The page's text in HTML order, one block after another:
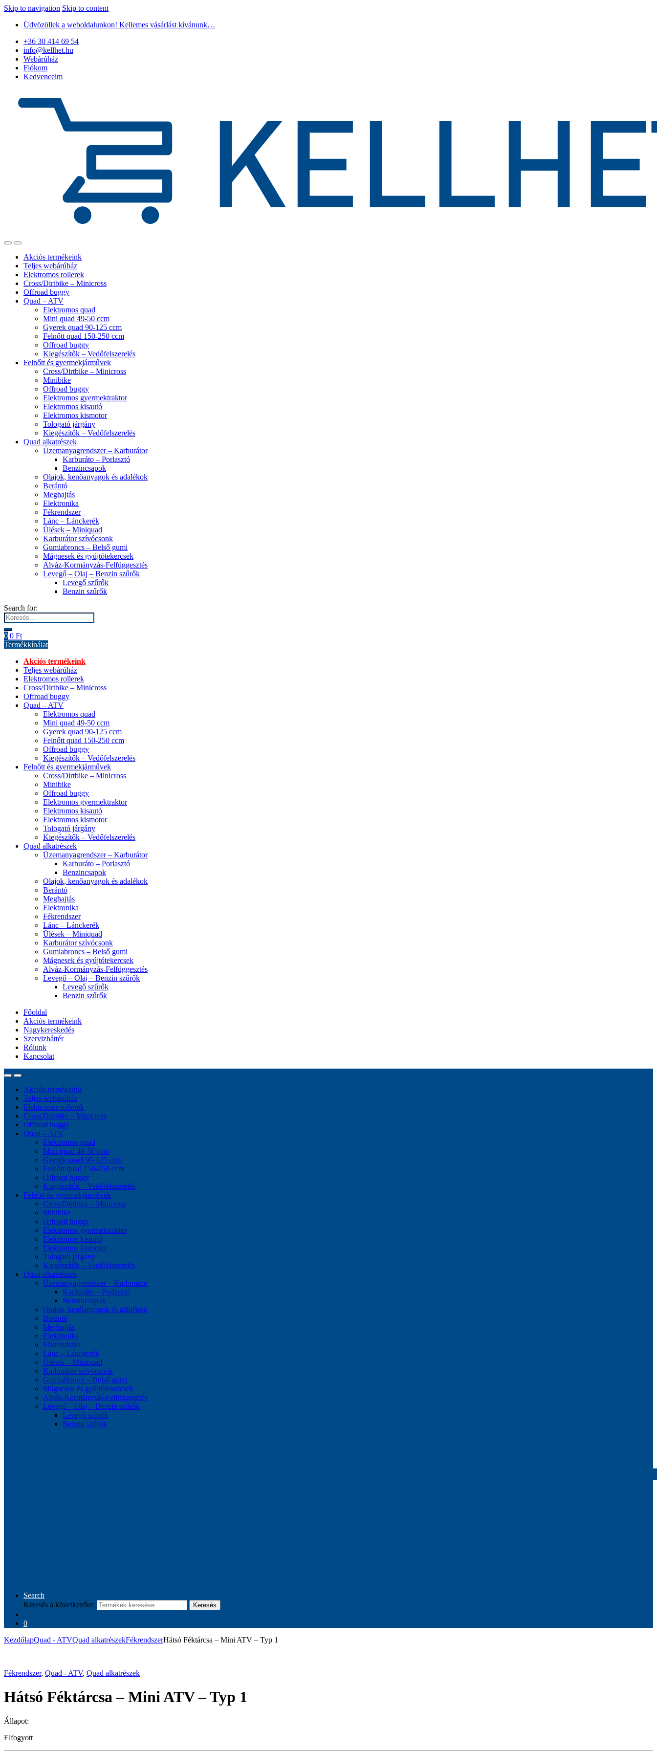
Skip to navigation Skip to content
Üdvözöllek a weboldalunkon! Kellemes vásárlást kívánunk…
+36 30 414 69 54
info@kellhet.hu
Webárúház
Fiókom
Kedvenceim
Akciós termékeink
Teljes webárúház
Elektromos rollerek
Cross/Dirtbike – Minicross
Offroad buggy
Quad – ATV
Elektromos quad
Mini quad 49-50 ccm
Gyerek quad 90-125 ccm
Felnőtt quad 150-250 ccm
Offroad buggy
Kiegészítők – Vedőfelszerelés
Felnőtt és gyermekjárművek
Cross/Dirtbike – Minicross
Minibike
Offroad buggy
Elektromos gyermektraktor
Elektromos kisautó
Elektromos kismotor
Tologató járgány
Kiegészítők – Vedőfelszerelés
Quad alkatrészek
Üzemanyagrendszer – Karburátor
Karburáto – Porlasztó
Benzincsapok
Olajok, kenőanyagok és adalékok
Berántó
Meghajtás
Elektronika
Fékrendszer
Lánc – Lánckerék
Ülések – Miniquad
Karburátor szívócsonk
Gumiabroncs – Belső gumi
Mágnesek és gyújtótekercsek
Alváz-Kormányzás-Felfüggesztés
Levegő – Olaj – Benzin szűrők
Levegő szűrők
Benzin szűrők
Search for:
0 0 Ft
Termékkínálat
Akciós termékeink
Teljes webárúház
Elektromos rollerek
Cross/Dirtbike – Minicross
Offroad buggy
Quad – ATV
Elektromos quad
Mini quad 49-50 ccm
Gyerek quad 90-125 ccm
Felnőtt quad 150-250 ccm
Offroad buggy
Kiegészítők – Vedőfelszerelés
Felnőtt és gyermekjárművek
Cross/Dirtbike – Minicross
Minibike
Offroad buggy
Elektromos gyermektraktor
Elektromos kisautó
Elektromos kismotor
Tologató járgány
Kiegészítők – Vedőfelszerelés
Quad alkatrészek
Üzemanyagrendszer – Karburátor
Karburáto – Porlasztó
Benzincsapok
Olajok, kenőanyagok és adalékok
Berántó
Meghajtás
Elektronika
Fékrendszer
Lánc – Lánckerék
Ülések – Miniquad
Karburátor szívócsonk
Gumiabroncs – Belső gumi
Mágnesek és gyújtótekercsek
Alváz-Kormányzás-Felfüggesztés
Levegő – Olaj – Benzin szűrők
Levegő szűrők
Benzin szűrők
Főoldal
Akciós termékeink
Nagykereskedés
Szervizháttér
Rólunk
Kapcsolat
Akciós termékeink
Teljes webárúház
Elektromos rollerek
Cross/Dirtbike – Minicross
Offroad buggy
Quad – ATV
Elektromos quad
Mini quad 49-50 ccm
Gyerek quad 90-125 ccm
Felnőtt quad 150-250 ccm
Offroad buggy
Kiegészítők – Vedőfelszerelés
Felnőtt és gyermekjárművek
Cross/Dirtbike – Minicross
Minibike
Offroad buggy
Elektromos gyermektraktor
Elektromos kisautó
Elektromos kismotor
Tologató járgány
Kiegészítők – Vedőfelszerelés
Quad alkatrészek
Üzemanyagrendszer – Karburátor
Karburáto – Porlasztó
Benzincsapok
Olajok, kenőanyagok és adalékok
Berántó
Meghajtás
Elektronika
Fékrendszer
Lánc – Lánckerék
Ülések – Miniquad
Karburátor szívócsonk
Gumiabroncs – Belső gumi
Mágnesek és gyújtótekercsek
Alváz-Kormányzás-Felfüggesztés
Levegő – Olaj – Benzin szűrők
Levegő szűrők
Benzin szűrők
Search
Keresés a következőre:
Keresés
0
KezdőlapQuad - ATVQuad alkatrészekFékrendszerHátsó Féktárcsa – Mini ATV – Typ 1
Fékrendszer, Quad - ATV, Quad alkatrészek
Hátsó Féktárcsa – Mini ATV – Typ 1
Állapot:
Elfogyott